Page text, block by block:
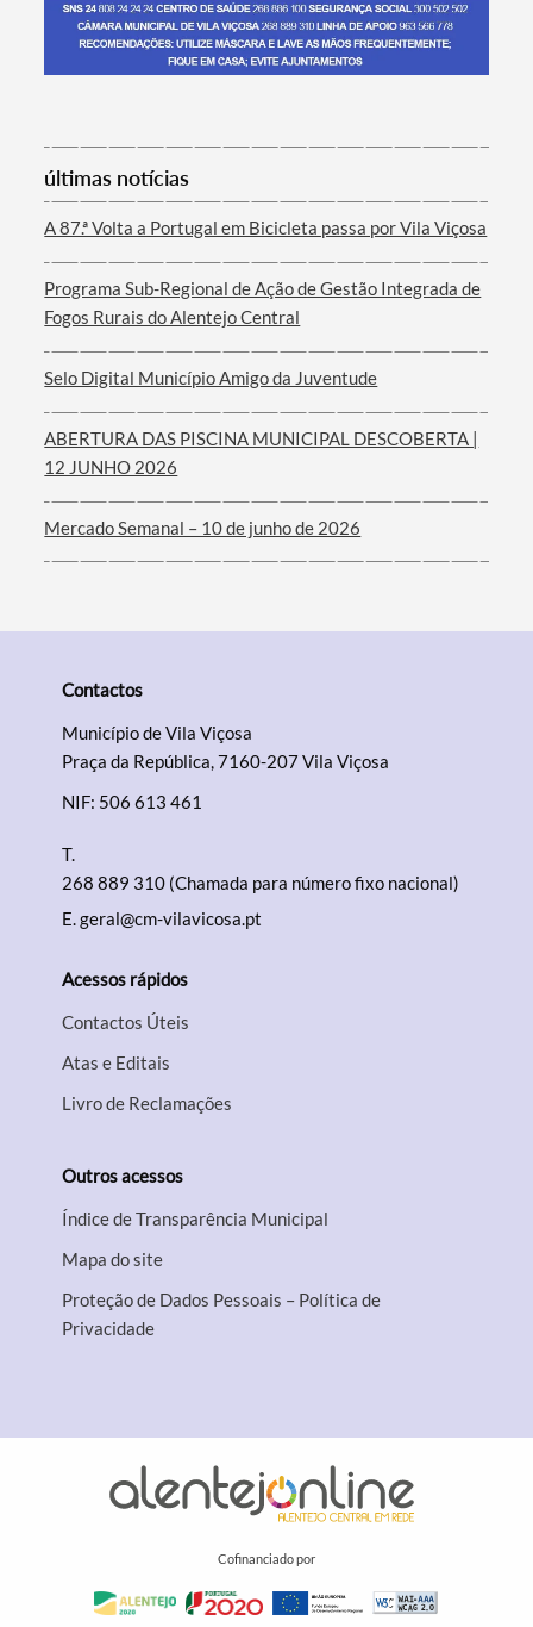
Categorias gerais
Filtros
últimas notícias
A 87.ª Volta a Portugal em Bicicleta passa por Vila Viçosa
Programa Sub-Regional de Ação de Gestão Integrada de
Fogos Rurais do Alentejo Central
Selo Digital Município Amigo da Juventude
ABERTURA DAS PISCINA MUNICIPAL DESCOBERTA |
12 JUNHO 2026
Mercado Semanal – 10 de junho de 2026
Contactos
Município de Vila Viçosa
Praça da República, 7160-207 Vila Viçosa
NIF: 506 613 461
T.
268 889 310 (Chamada para número fixo nacional)
E.geral@cm-vilavicosa.pt
Acessos rápidos
Contactos Úteis
Atas e Editais
Livro de Reclamações
Outros acessos
Índice de Transparência Municipal
Mapa do site
Proteção de Dados Pessoais – Política de
Privacidade
Cofinanciado por